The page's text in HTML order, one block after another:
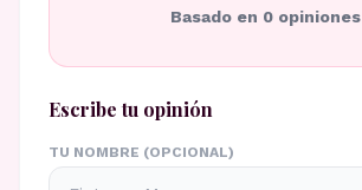
Basado en 0opiniones
Escribe tu opinión
TU NOMBRE (OPCIONAL)